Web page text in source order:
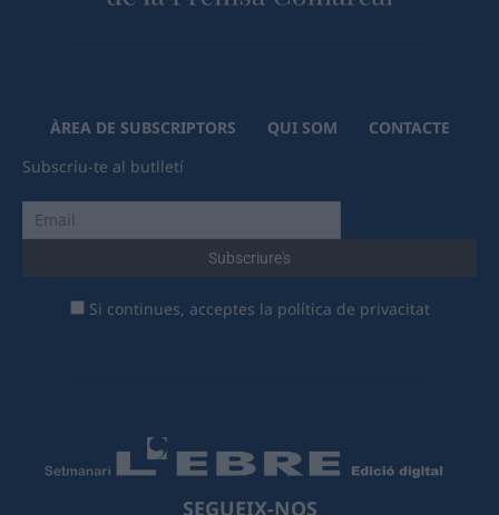
ÀREA DE SUBSCRIPTORS QUI SOM
CONTACTE
Subscriu-te al butlletí
Si continues, acceptes la política de privacitat
SEGUEIX-NOS